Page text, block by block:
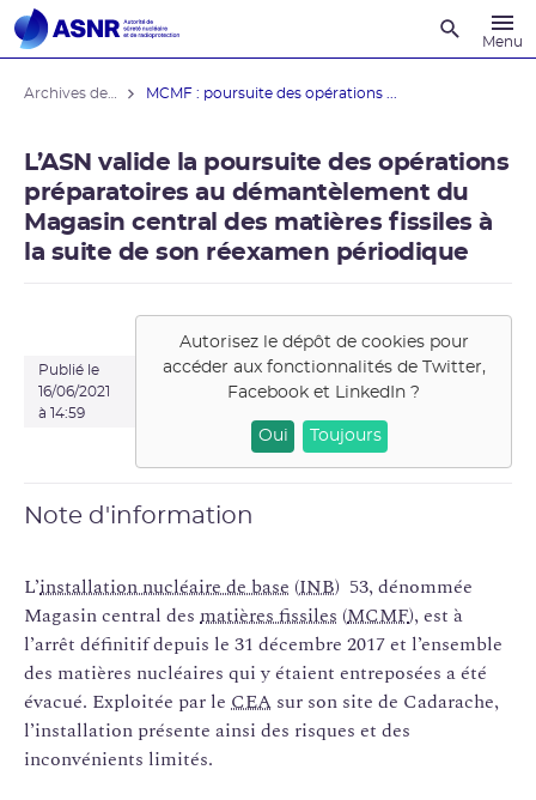
Menu
MCMF : poursuite des opérations ...
L’ASN valide la poursuite des opérations
préparatoires au démantèlement du
Magasin central des matières fissiles à
la suite de son réexamen périodique
Publié le
16/06/2021
à 14:59
Autorisez le dépôt de cookies pour
accéder aux fonctionnalités de Twitter,
Facebook et LinkedIn ?
Oui Toujours
Note d'information
L’installation nucléaire de base (INB) 53, dénommée
Magasin central des matières fissiles (MCMF), est à
l’arrêt définitif depuis le 31 décembre 2017 et l’ensemble
des matières nucléaires qui y étaient entreposées a été
évacué. Exploitée par le CEA sur son site de Cadarache,
l’installation présente ainsi des risques et des
inconvénients limités.